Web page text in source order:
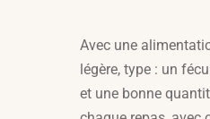
Avec une
légère, type : un
et une bonne